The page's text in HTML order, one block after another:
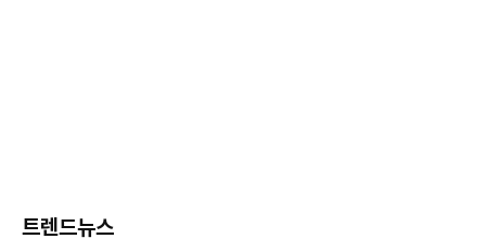
트렌드뉴스